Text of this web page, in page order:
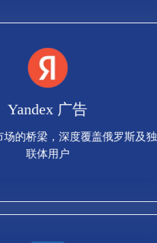
Yandex 广告
场的桥梁，深度覆盖俄罗斯及独
联体用户
Yandex 广告
场的桥梁，深度覆盖俄罗斯及独
查看更多